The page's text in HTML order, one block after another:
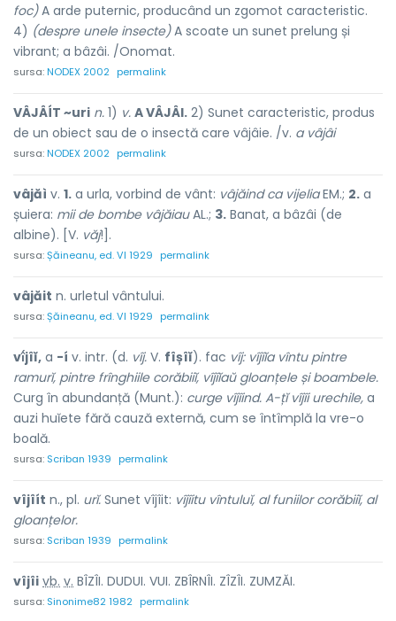
foc)A arde puternic, producând un zgomot caracteristic.
4) (despre unele insecte)A scoate un sunet prelung și
vibrant; a bâzâi. /Onomat.
sursa:NODEX 2002 permalink
VÂJÂÍT ~uri n. 1) v. A VÂJÂI. 2) Sunet caracteristic, produs
de un obiect sau de o insectă care vâjâie. /v. a vâjâi
sursa:NODEX 2002 permalink
vâjăì v. 1. a urla, vorbind de vânt: vâjăind ca vijeliaEM.; 2. a
șuiera: mii de bombe vâjăiauAL.; 3. Banat, a bâzâi (de
albine). [V. văj!].
sursa:Șăineanu, ed. VI 1929 permalink
vâjăit n. urletul vântului.
sursa:Șăineanu, ed. VI 1929 permalink
vî́jîĭ, a -í v. intr. (d. vîj. V. fîșîĭ). fac vîj: vîjîĭa vîntu pintre
ramurĭ, pintre frînghiile corăbiiĭ, vîjîĭaŭ gloanțele și boambele.
Curg în abundanță (Munt.): curge vîjîind. A-țĭ vîjîi urechile, a
auzi huĭete fără cauză externă, cum se întîmplă la vre-o
boală.
sursa: Scriban 1939 permalink
vîjîít n., pl. urĭ. Sunet vîjîit: vîjîitu vîntuluĭ, al funiilor corăbiiĭ, al
gloanțelor.
sursa: Scriban 1939 permalink
vîjîi vb. v. BÎZÎI. DUDUI. VUI. ZBÎRNÎI. ZÎZÎI. ZUMZĂI.
sursa: Sinonime82 1982 permalink